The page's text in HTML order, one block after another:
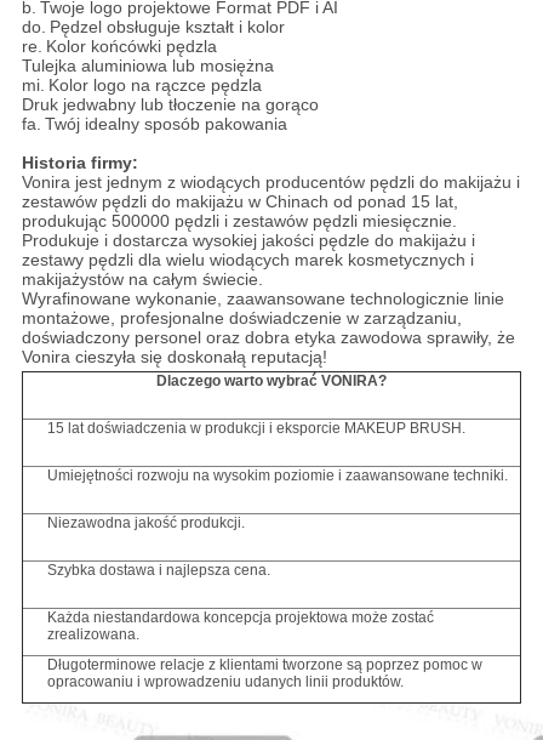
b. Twoje logo projektowe Format PDF i AI
do. Pędzel obsługuje kształt i kolor
re. Kolor końcówki pędzla
Tulejka aluminiowa lub mosiężna
mi. Kolor logo na rączce pędzla
Druk jedwabny lub tłoczenie na gorąco
fa. Twój idealny sposób pakowania
Historia firmy:
Vonira jest jednym z wiodących producentów pędzli do makijażu i
zestawów pędzli do makijażu w Chinach od ponad 15 lat,
produkując 500000 pędzli i zestawów pędzli miesięcznie.
Produkuje i dostarcza wysokiej jakości pędzle do makijażu i
zestawy pędzli dla wielu wiodących marek kosmetycznych i
makijażystów na całym świecie.
Wyrafinowane wykonanie, zaawansowane technologicznie linie
montażowe, profesjonalne doświadczenie w zarządzaniu,
doświadczony personel oraz dobra etyka zawodowa sprawiły, że
Vonira cieszyła się doskonałą reputacją!
Dlaczego warto wybrać VONIRA?
15 lat doświadczenia w produkcji i eksporcie MAKEUP BRUSH.
Umiejętności rozwoju na wysokim poziomie i zaawansowane techniki.
Niezawodna jakość produkcji.
Szybka dostawa i najlepsza cena.
Każda niestandardowa koncepcja projektowa może zostać
zrealizowana.
Długoterminowe relacje z klientami tworzone są poprzez pomoc w
opracowaniu i wprowadzeniu udanych linii produktów.